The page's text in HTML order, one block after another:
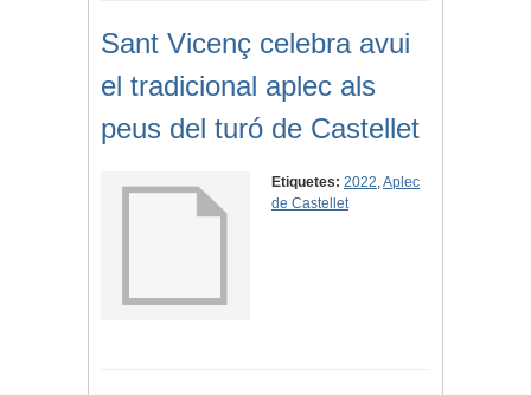
Sant Vicenç celebra avui
el tradicional aplec als
peus del turó de Castellet
Etiquetes: 2022,Aplec
de Castellet